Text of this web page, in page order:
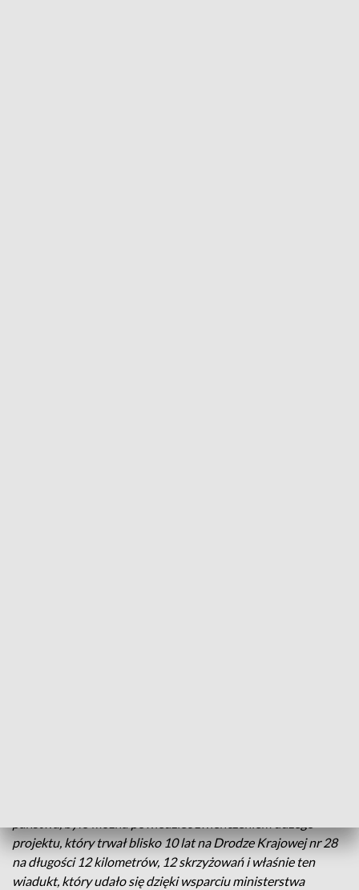
projektu, który trwał blisko 10 lat na Drodze Krajowej nr 28
na długości 12 kilometrów, 12 skrzyżowań i właśnie ten
wiadukt, który udało się dzięki wsparciu ministerstwa